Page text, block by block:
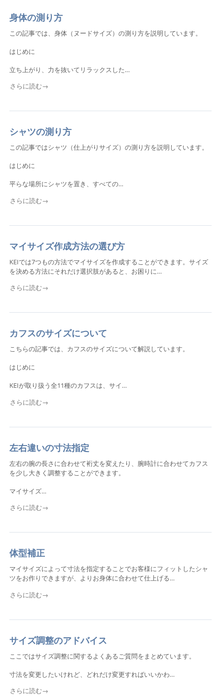
身体の測り方
この記事では、身体（ヌードサイズ）の測り方を説明しています。
はじめに
立ち上がり、力を抜いてリラックスした…
さらに読む→
シャツの測り方
この記事ではシャツ（仕上がりサイズ）の測り方を説明しています。
はじめに
平らな場所にシャツを置き、すべての…
さらに読む→
マイサイズ作成方法の選び方
KEIでは7つもの方法でマイサイズを作成することができます。サイズ
を決める方法にそれだけ選択肢があると、お困りに…
さらに読む→
カフスのサイズについて
こちらの記事では、カフスのサイズについて解説しています。
はじめに
KEIが取り扱う全11種のカフスは、サイ…
さらに読む→
左右違いの寸法指定
左右の腕の長さに合わせて裄丈を変えたり、腕時計に合わせてカフス
を少し大きく調整することができます。
マイサイズ…
さらに読む→
体型補正
マイサイズによって寸法を指定することでお客様にフィットしたシャ
ツをお作りできますが、よりお身体に合わせて仕上げる…
さらに読む→
サイズ調整のアドバイス
ここではサイズ調整に関するよくあるご質問をまとめています。
寸法を変更したいけれど、どれだけ変更すればいいかわ…
さらに読む→